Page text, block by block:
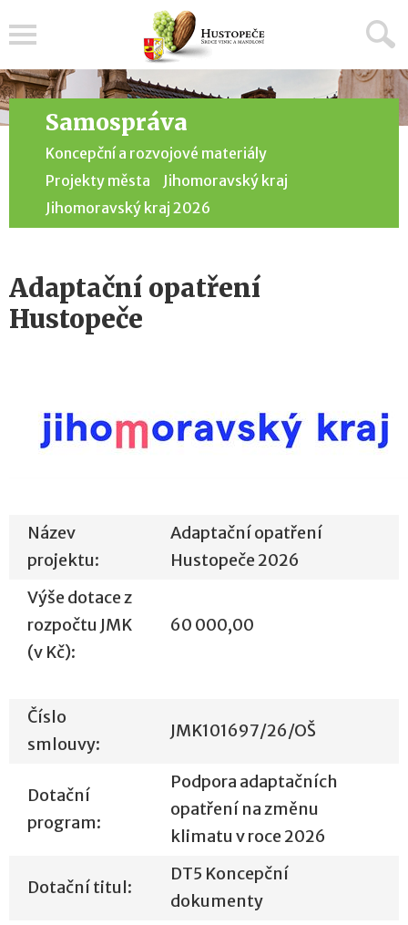
Samospráva
Koncepční a rozvojové materiály
Projekty města
Jihomoravský kraj
Jihomoravský kraj 2026
Adaptační opatření
Hustopeče
Název
projektu:
Adaptační opatření
Hustopeče 2026
Výše dotace z
rozpočtu JMK
(v Kč):
60 000,00
Číslo
smlouvy:
JMK101697/26/OŠ
Dotační
program:
Podpora adaptačních
opatření na změnu
klimatu v roce 2026
Dotační titul:
DT5 Koncepční
dokumenty